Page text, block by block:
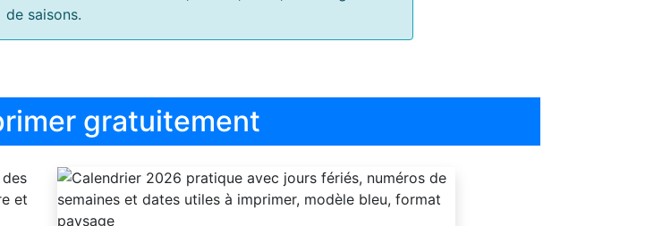
de saisons.
gratuitement
et